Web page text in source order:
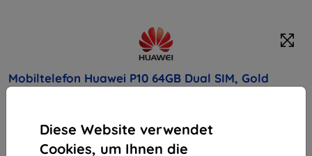
Diese Website verwendet
Cookies, um Ihnen die
Mobiltelefon Huawei P10 64GB Dual SIM, Gold
Rabatt
auf sämtliches Zubehör dafür!